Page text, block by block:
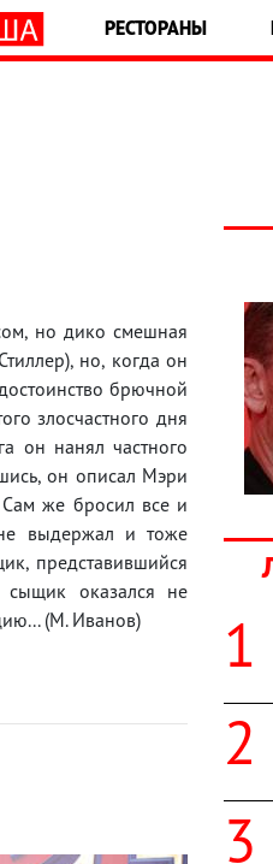
РЕСТОРАНЫ
но дико смешная
но, когда он
брючной
злосчастного дня
он нанял частного
он описал Мэри
Сам же бросил все и
выдержал и тоже
представившийся
сыщик оказался не
(М. Иванов)